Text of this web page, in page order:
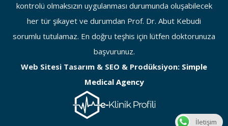
kontrolü olmaksızın uygulanması durumunda oluşabilecek
her tür şikayet ve durumdan Prof. Dr. Abut Kebudi
sorumlu tutulamaz. En doğru teşhis için lütfen doktorunuza
başvurunuz.
Web Sitesi Tasarım & SEO & Prodüksiyon: Simple
Medical Agency
İletişim